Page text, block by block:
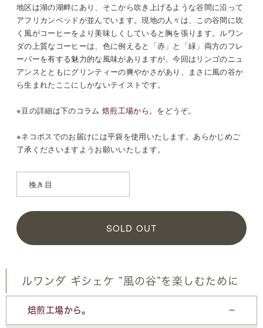
地区は湖の湖畔にあり、そこから吹き上げるような谷間に沿って
アフリカンベッドが並んでいます。現地の人々は、この谷間に吹
く風がコーヒーをより美味しくしていると胸を張ります。ルワン
ダの上質なコーヒーは、色に例えると「赤」と「緑」両方のフレ
ーバーを有する魅力的な風味がありますが、今回はリンゴのニュ
アンスとともにグリンティーの爽やかさがあり、まさに風の谷か
ら生まれたここにしかないテイストです。
※豆の詳細は下のコラム 焙煎工場から。 をどうぞ。
※ネコポスでのお届けには平袋を使用いたします。あらかじめご
了承くださいますようお願いいたします。
SOLD OUT
ルワンダ ギシェケ ”風の谷”を楽しむために
焙煎工場から。